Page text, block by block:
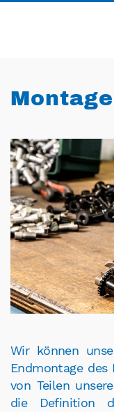
Wir können
Endmontage
von Teilen
die Definition